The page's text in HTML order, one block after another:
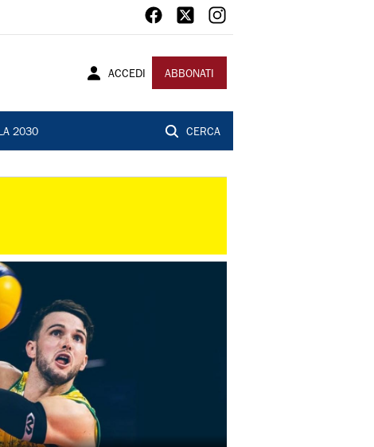
ACCEDI ABBONATI
2030 CERCA